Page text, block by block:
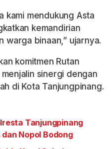
kami mendukung Asta
kemandirian
warga binaan,” ujarnya.
komitmen Rutan
sinergi dengan
di Kota Tanjungpinang.
Tanjungpinang
Nopol Bodong